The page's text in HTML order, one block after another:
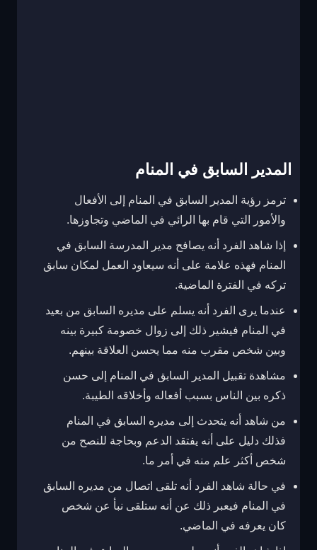
المدير السابق في المنام
ترمز رؤية المدير السابق في المنام إلى الأفعال
والأمور التي قام بها الرائي في الماضي وتجاوزها.
إذا شاهد الفرد أنه يصافح مدير المدرسة السابق في
المنام فهذه علامة على أنه سيعاود العمل لمكان سابق
تركه في الفترة الماضية.
عندما يرى الفرد أنه يسلم على مديره السابق من بعيد
في المنام فيشير ذلك إلى زوال خصومة كبيرة بينه
وبين شخص مقرب منه مما يحسن العلاقة بينهم.
مشاهدة تقبيل المدير السابق في المنام إلى حسن
ذكره بين الناس بسبب أفعاله وأخلاقه الطيبة.
من شاهد أنه يتحدث إلى مديره السابق في المنام
فذلك دليل على أنه يفتقد الدعم وبحاجة للنصح من
شخص أكثر علم منه في أمر ما.
في حالة شاهد الفرد أنه تلقى اتصال من مديره السابق
في المنام فيعبر ذلك عن أنه ستلقى نبأ عن شخص
كان يعرفه في الماضي.